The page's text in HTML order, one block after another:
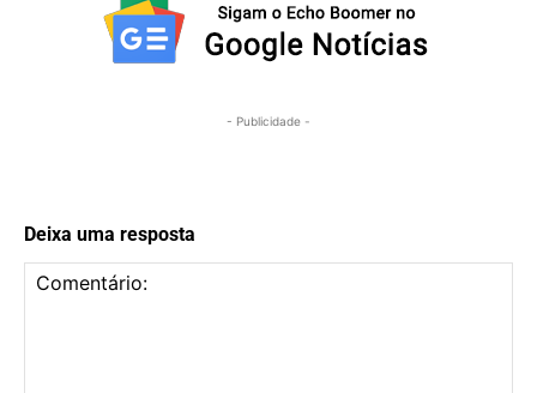
- Publicidade -
Deixa uma resposta